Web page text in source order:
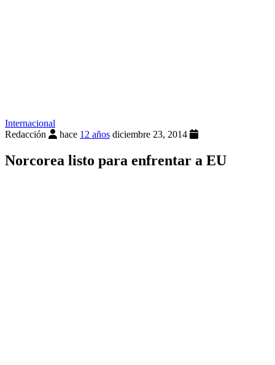
Internacional
Redacción
hace 12 años diciembre 23, 2014
Norcorea listo para enfrentar a EU